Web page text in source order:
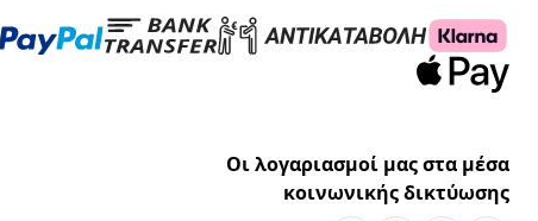
Οι λογαριασμοί μας στα μέσα
κοινωνικής δικτύωσης